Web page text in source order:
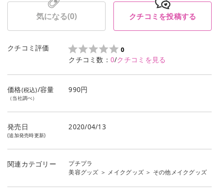
気になる(0) クチコミを投稿する
クチコミ評価 0
クチコミ数： 0/クチコミを見る
価格(税込)/容量
（当社調べ）
990円
発売日
(追加発売時更新)
2020/04/13
関連カテゴリー
プチプラ
美容グッズ ＞ メイクグッズ ＞ その他メイクグッズ